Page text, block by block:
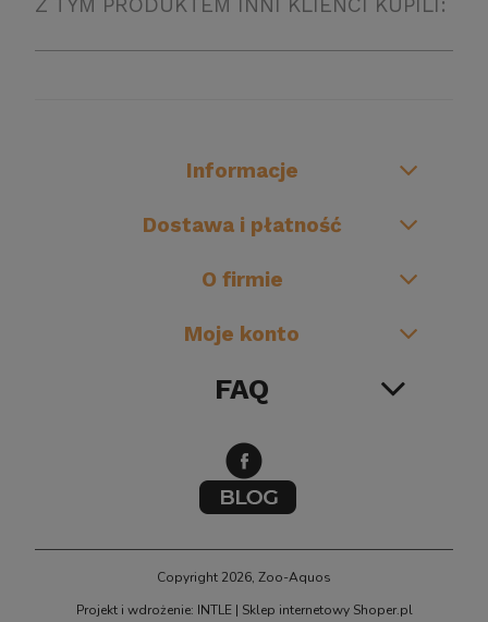
Z TYM PRODUKTEM INNI KLIENCI KUPILI:
Informacje
Dostawa i płatność
O firmie
Moje konto
FAQ
Copyright 2026, Zoo-Aquos
Projekt i wdrożenie: INTLE| Sklep internetowy Shoper.pl